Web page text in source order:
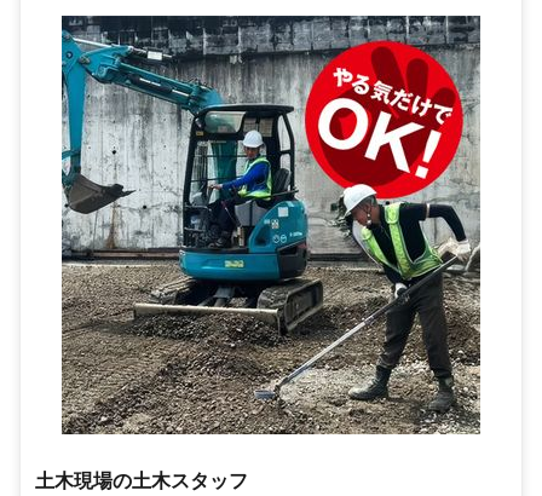
土木現場の土木スタッフ